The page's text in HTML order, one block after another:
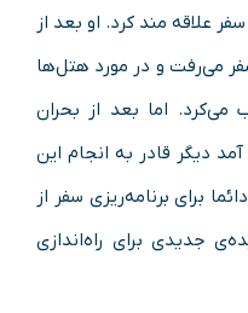
علاقه‌ مند کرد. او بعد از
می‌رفت و در مورد هتل‌ها
اما بعد از بحران
دیگر قادر به انجام این
برای برنامه‌ریزی سفر از
جدیدی برای راه‌اندازی